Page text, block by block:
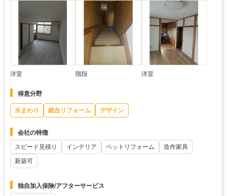
洋室 階段 洋室
得意分野
水まわり 総合リフォーム デザイン
会社の特徴
スピード見積り
インテリア ペットリフォーム
造作家具
新築可
独自加入保険/アフターサービス